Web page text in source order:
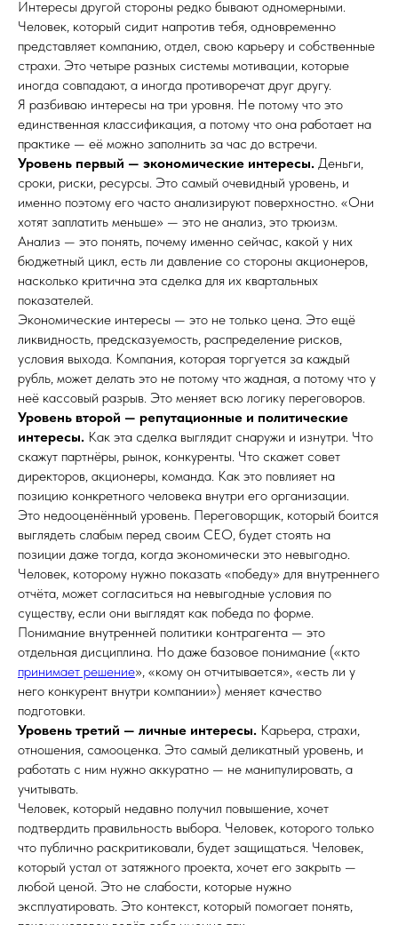
Интересы другой стороны редко бывают одномерными.
Человек, который сидит напротив тебя, одновременно
представляет компанию, отдел, свою карьеру и собственные
страхи. Это четыре разных системы мотивации, которые
иногда совпадают, а иногда противоречат друг другу.
Я разбиваю интересы на три уровня. Не потому что это
единственная классификация, а потому что она работает на
практике — её можно заполнить за час до встречи.
Уровень первый — экономические интересы. Деньги,
сроки, риски, ресурсы. Это самый очевидный уровень, и
именно поэтому его часто анализируют поверхностно. «Они
хотят заплатить меньше» — это не анализ, это трюизм.
Анализ — это понять, почему именно сейчас, какой у них
бюджетный цикл, есть ли давление со стороны акционеров,
насколько критична эта сделка для их квартальных
показателей.
Экономические интересы — это не только цена. Это ещё
ликвидность, предсказуемость, распределение рисков,
условия выхода. Компания, которая торгуется за каждый
рубль, может делать это не потому что жадная, а потому что у
неё кассовый разрыв. Это меняет всю логику переговоров.
Уровень второй — репутационные и политические
интересы. Как эта сделка выглядит снаружи и изнутри. Что
скажут партнёры, рынок, конкуренты. Что скажет совет
директоров, акционеры, команда. Как это повлияет на
позицию конкретного человека внутри его организации.
Это недооценённый уровень. Переговорщик, который боится
выглядеть слабым перед своим CEO, будет стоять на
позиции даже тогда, когда экономически это невыгодно.
Человек, которому нужно показать «победу» для внутреннего
отчёта, может согласиться на невыгодные условия по
существу, если они выглядят как победа по форме.
Понимание внутренней политики контрагента — это
отдельная дисциплина. Но даже базовое понимание («кто
принимает решение», «кому он отчитывается», «есть ли у
него конкурент внутри компании») меняет качество
подготовки.
Уровень третий — личные интересы. Карьера, страхи,
отношения, самооценка. Это самый деликатный уровень, и
работать с ним нужно аккуратно — не манипулировать, а
учитывать.
Человек, который недавно получил повышение, хочет
подтвердить правильность выбора. Человек, которого только
что публично раскритиковали, будет защищаться. Человек,
который устал от затяжного проекта, хочет его закрыть —
любой ценой. Это не слабости, которые нужно
эксплуатировать. Это контекст, который помогает понять,